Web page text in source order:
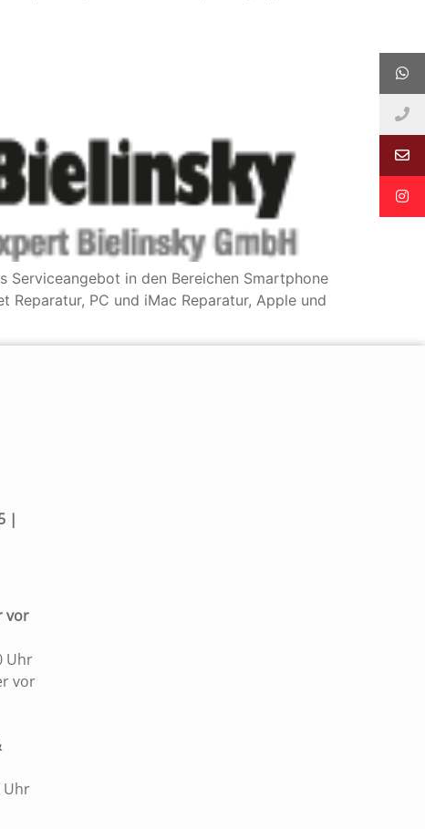
Serviceangebot in den Bereichen Smartphone
Reparatur, PC und iMac Reparatur, Apple und
|
vor
Uhr
vor
Uhr